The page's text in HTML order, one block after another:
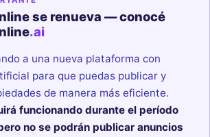
se renueva — conocé
.ai
a una nueva plataforma con
para que puedas publicar y
de manera más eficiente.
funcionando durante el período
no se podrán publicar anuncios